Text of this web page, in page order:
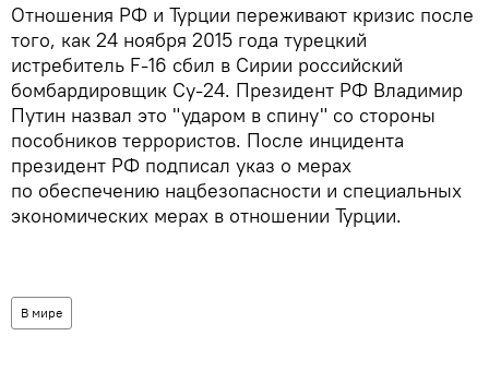
Отношения РФ и Турции переживают кризис после
того, как 24 ноября 2015 года турецкий
истребитель F-16 сбил в Сирии российский
бомбардировщик Су-24. Президент РФ Владимир
Путин назвал это "ударом в спину" со стороны
пособников террористов. После инцидента
президент РФ подписал указ о мерах
по обеспечению нацбезопасности и специальных
экономических мерах в отношении Турции.
В мире